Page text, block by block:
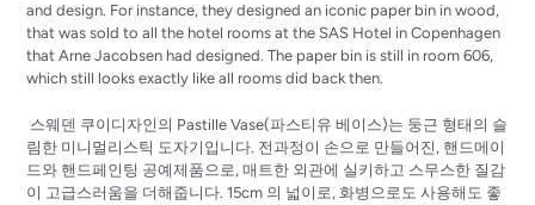
and design. For instance, they designed an iconic paper bin in wood,
that was sold to all the hotel rooms at the SAS Hotel in Copenhagen
that Arne Jacobsen had designed. The paper bin is still in room 606,
which still looks exactly like all rooms did back then.
스웨덴 쿠이디자인의 Pastille Vase(파스티유 베이스)는 둥근 형태의 슬
림한 미니멀리스틱 도자기입니다. 전과정이 손으로 만들어진, 핸드메이
드와 핸드페인팅 공예제품으로, 매트한 외관에 실키하고 스무스한 질감
이 고급스러움을 더해줍니다. 15cm 의 넓이로, 화병으로도 사용해도 좋